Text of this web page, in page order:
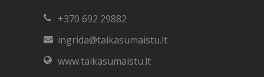
+370 692 29882
ingrida@taikasumaistu.lt
www.taikasumaistu.lt